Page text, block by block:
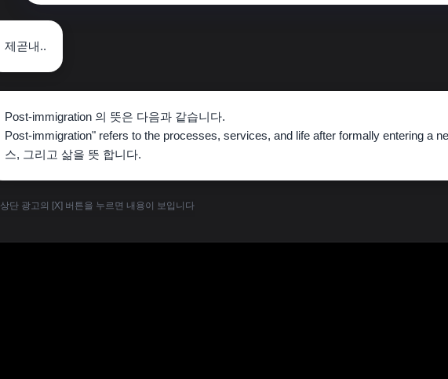
제곧내..
Post-immigration 의 뜻은 다음과 같습니다.
Post-immigration" refers to the processes, services, and life after formally entering a
스, 그리고 삶을 뜻 합니다.
상단 광고의 [X] 버튼을 누르면 내용이 보입니다